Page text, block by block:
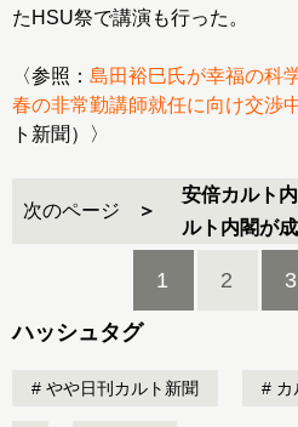
たHSU祭で講演も行った。
〈参照： 島田裕巳氏が幸福の科
春の非常勤講師就任に向け交渉
ト新聞）〉
次のページ
安倍カルト
ルト内閣が
1 2 3
ハッシュタグ
やや日刊カルト新聞 カ